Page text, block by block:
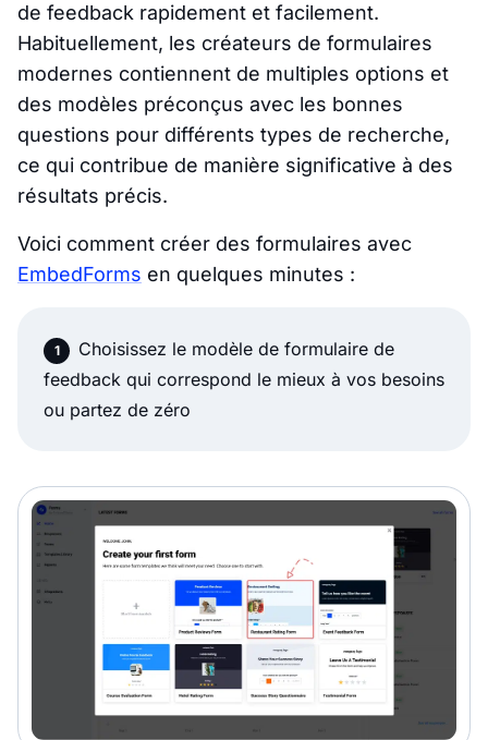
de feedback rapidement et facilement.
Habituellement, les créateurs de formulaires
modernes contiennent de multiples options et
des modèles préconçus avec les bonnes
questions pour différents types de recherche,
ce qui contribue de manière significative à des
résultats précis.
Voici comment créer des formulaires avec
EmbedForms en quelques minutes :
Choisissez le modèle de formulaire de
feedback qui correspond le mieux à vos besoins
ou partez de zéro